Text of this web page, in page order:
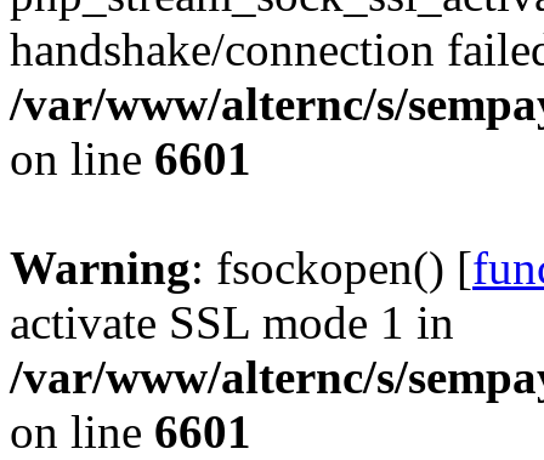
handshake/connection
/var/www/alternc/s/
on line 6601
Warning: fsockopen() [
activate SSL mode 1 in
/var/www/alternc/s/
on line 6601